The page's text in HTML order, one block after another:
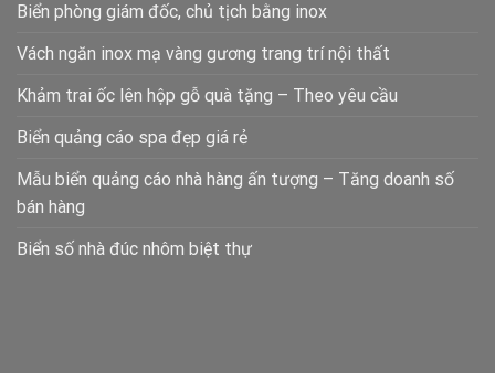
Biển phòng giám đốc, chủ tịch bằng inox
Vách ngăn inox mạ vàng gương trang trí nội thất
Khảm trai ốc lên hộp gỗ quà tặng – Theo yêu cầu
Biển quảng cáo spa đẹp giá rẻ
Mẫu biển quảng cáo nhà hàng ấn tượng – Tăng doanh số
bán hàng
Biển số nhà đúc nhôm biệt thự